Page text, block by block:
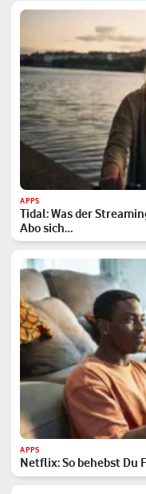
APPS
Tidal: Was der
Abo sich…
APPS
Netflix: So behebst Du